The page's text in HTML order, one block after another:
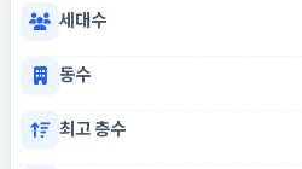
세대수
동수
최고 층수